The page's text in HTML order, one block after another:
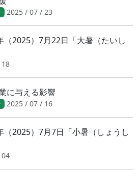
2025 / 07 / 23
2025）7月22日「大暑（たいし
に与える影響
2025 / 07 / 16
2025）7月7日「小暑（しょうし